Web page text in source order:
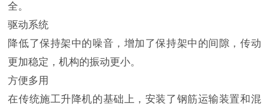
全。
驱动系统
降低了保持架中的噪音，增加了保持架中的间隙，传动
更加稳定，机构的振动更小。
方便多用
在传统施工升降机的基础上，安装了钢筋运输装置和混